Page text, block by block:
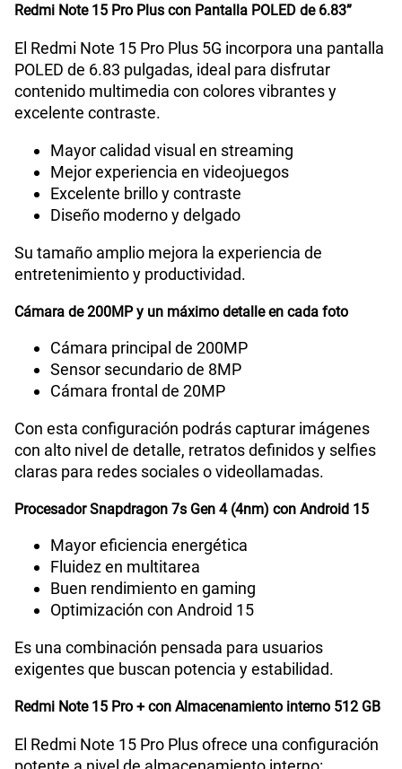
Cámara de fotos Principal 200Mpx+8 Mpx
Cámara de fotos Frontal
Radio FM
Capacidad Memoria Externa
Capacidad Memoria Interna 512 GB
Capacidad Memoria RAM
GPS Si
Lector de Huella
Dimensión 163.61 x 78.09 x 7.78 mm
VoLTE Si
Redmi Note 15 Pro Plus con Pantalla POLED de 6.83”
El Redmi Note 15 Pro Plus 5G incorpora una pantalla
POLED de 6.83 pulgadas, ideal para disfrutar
contenido multimedia con colores vibrantes y
excelente contraste.
Mayor calidad visual en streaming
Mejor experiencia en videojuegos
Excelente brillo y contraste
Diseño moderno y delgado
Su tamaño amplio mejora la experiencia de
entretenimiento y productividad.
Cámara de 200MP y un máximo detalle en cada foto
Cámara principal de 200MP
Sensor secundario de 8MP
Cámara frontal de 20MP
Con esta configuración podrás capturar imágenes
con alto nivel de detalle, retratos definidos y selfies
claras para redes sociales o videollamadas.
Procesador Snapdragon 7s Gen 4 (4nm) con Android 15
Mayor eficiencia energética
Fluidez en multitarea
Buen rendimiento en gaming
Optimización con Android 15
Es una combinación pensada para usuarios
exigentes que buscan potencia y estabilidad.
Redmi Note 15 Pro + con Almacenamiento interno 512 GB
El Redmi Note 15 Pro Plus ofrece una configuración